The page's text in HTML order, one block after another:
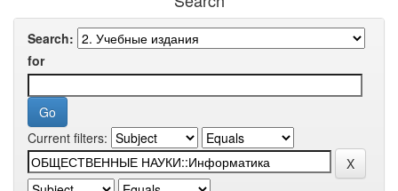
Search:
for
Current filters: